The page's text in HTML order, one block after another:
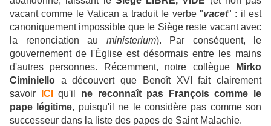
vacant comme le Vatican a traduit le verbe "vacet" : il est
canoniquement impossible que le Siège reste vacant avec
la renonciation au ministerium). Par conséquent, le
gouvernement de l'Église est désormais entre les mains
d'autres personnes. Récemment, notre collègue
Mirko
Ciminiello a découvert que Benoît XVI fait clairement
savoir
ICI qu'il ne reconnaît pas François comme le
pape légitime, puisqu'il ne le considère pas comme son
successeur dans la liste des papes de Saint Malachie.